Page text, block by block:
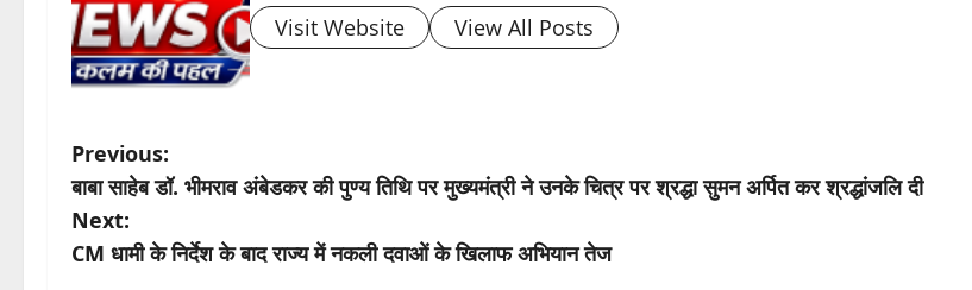
Visit Website View All Posts
P
o
s
Previous:
बाबा साहेब डॉ. भीमराव अंबेडकर की पुण्य तिथि पर मुख्यमंत्री ने उनके चित्र पर श्रद्धा सुमन अर्पित कर श्रद्धांजलि दी
Next:
CM धामी के निर्देश के बाद राज्य में नकली दवाओं के खिलाफ अभियान तेज